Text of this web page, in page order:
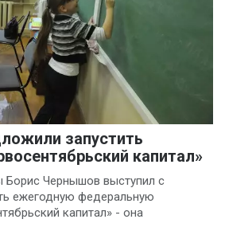
запустить
капитал»
Борис Чернышов выступил с
ежегодную федеральную
капитал» - она